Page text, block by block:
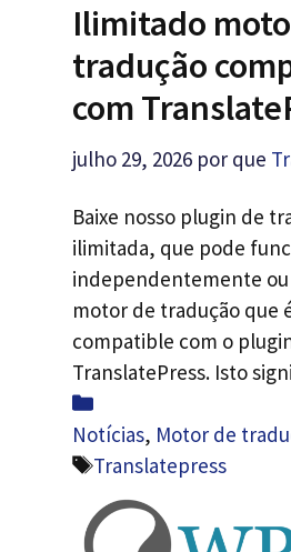
Ilimitado
tradução
com
julho 29, 2026 por que
Baixe nosso plugin de
ilimitada, que pode
independentemente
motor de tradução que
compatible com o
TranslatePress. Isto
Categorias
Notícias, Motor de
Etiquetas
Translatepress